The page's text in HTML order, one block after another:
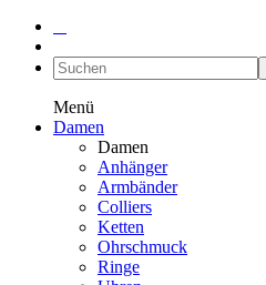
Menü
Damen
Damen
Anhänger
Armbänder
Colliers
Ketten
Ohrschmuck
Ringe